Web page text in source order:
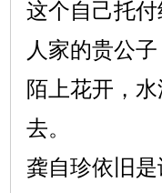
这个自己托
人家的贵公
陌上花开，
去。
龚自珍依旧